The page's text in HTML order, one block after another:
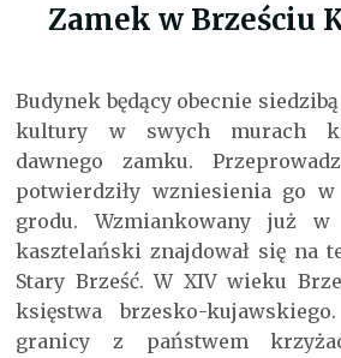
Zamek w Brześciu
Budynek będący obecnie
kultury w swych murach
dawnego zamku.
potwierdziły wzniesienia go w
grodu. Wzmiankowany już
kasztelański znajdował się na
Stary Brześć. W XIV wieku
księstwa brzesko-
granicy z państwem